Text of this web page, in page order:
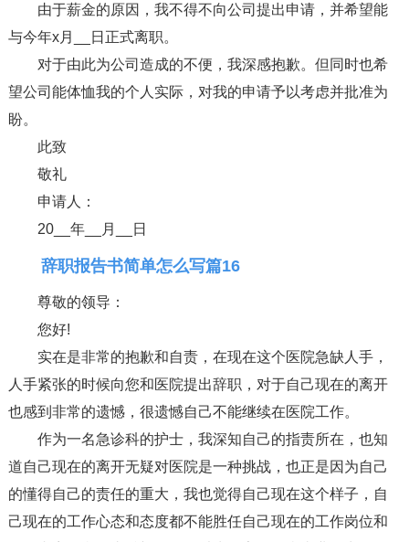
由于薪金的原因，我不得不向公司提出申请，并希望能
与今年x月__日正式离职。
对于由此为公司造成的不便，我深感抱歉。但同时也希
望公司能体恤我的个人实际，对我的申请予以考虑并批准为
盼。
此致
敬礼
申请人：
20__年__月__日
辞职报告书简单怎么写篇16
尊敬的领导：
您好!
实在是非常的抱歉和自责，在现在这个医院急缺人手，
人手紧张的时候向您和医院提出辞职，对于自己现在的离开
也感到非常的遗憾，很遗憾自己不能继续在医院工作。
作为一名急诊科的护士，我深知自己的指责所在，也知
道自己现在的离开无疑对医院是一种挑战，也正是因为自己
的懂得自己的责任的重大，我也觉得自己现在这个样子，自
己现在的工作心态和态度都不能胜任自己现在的工作岗位和